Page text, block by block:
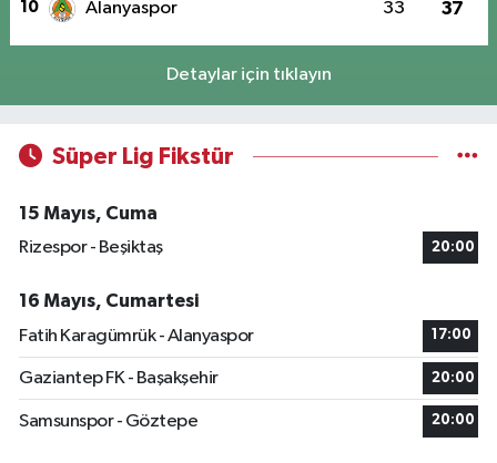
10 Alanyaspor 33 37
Detaylar için tıklayın
Süper Lig Fikstür
15 Mayıs, Cuma
Rizespor - Beşiktaş
20:00
16 Mayıs, Cumartesi
Fatih Karagümrük - Alanyaspor
17:00
Gaziantep FK - Başakşehir 20:00
Samsunspor - Göztepe 20:00